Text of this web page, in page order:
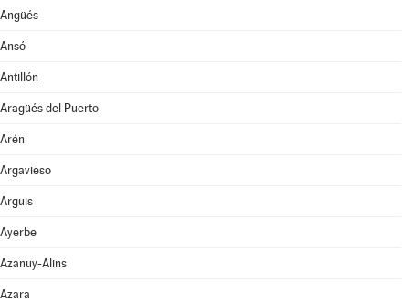
Angüés
Ansó
Antillón
Aragüés del Puerto
Arén
Argavieso
Arguis
Ayerbe
Azanuy-Alins
Azara